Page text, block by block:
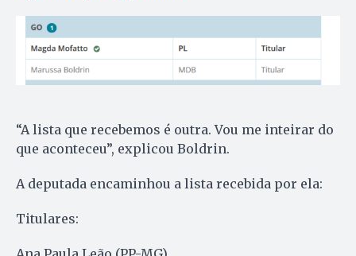
“A lista que recebemos é outra. Vou me inteirar do
que aconteceu”, explicou Boldrin.
A deputada encaminhou a lista recebida por ela:
Titulares: